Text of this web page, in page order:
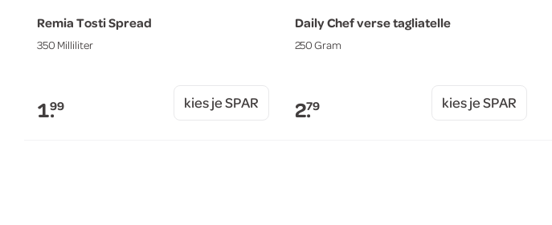
Remia Tosti Spread
350 Milliliter
1.99 kies je SPAR
Daily Chef verse tagliatelle
250 Gram
2.79 kies je SPAR